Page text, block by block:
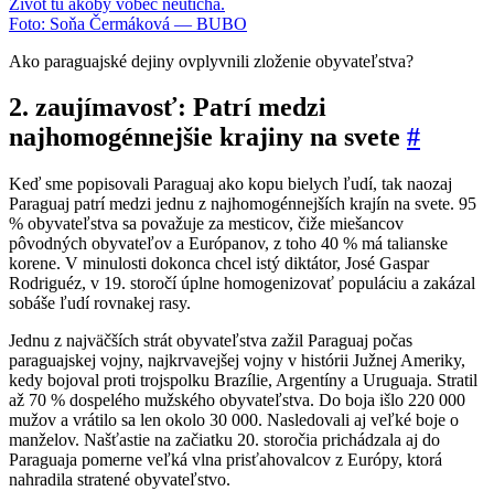
Foto: Soňa Čermáková — BUBO
Ako paraguajské dejiny ovplyvnili zloženie obyvateľstva?
2. zaujímavosť: Patrí medzi
najhomogénnejšie krajiny na svete #
Keď sme popisovali Paraguaj ako kopu bielych ľudí, tak naozaj
Paraguaj patrí medzi jednu z najhomogénnejších krajín na svete. 95
% obyvateľstva sa považuje za mesticov, čiže miešancov
pôvodných obyvateľov a Európanov, z toho 40 % má talianske
korene. V minulosti dokonca chcel istý diktátor, José Gaspar
Rodriguéz, v 19. storočí úplne homogenizovať populáciu a zakázal
sobáše ľudí rovnakej rasy.
Jednu z najväčších strát obyvateľstva zažil Paraguaj počas
paraguajskej vojny, najkrvavejšej vojny v histórii Južnej Ameriky,
kedy bojoval proti trojspolku Brazílie, Argentíny a Uruguaja. Stratil
až 70 % dospelého mužského obyvateľstva. Do boja išlo 220 000
mužov a vrátilo sa len okolo 30 000. Nasledovali aj veľké boje o
manželov. Našťastie na začiatku 20. storočia prichádzala aj do
Paraguaja pomerne veľká vlna prisťahovalcov z Európy, ktorá
nahradila stratené obyvateľstvo.